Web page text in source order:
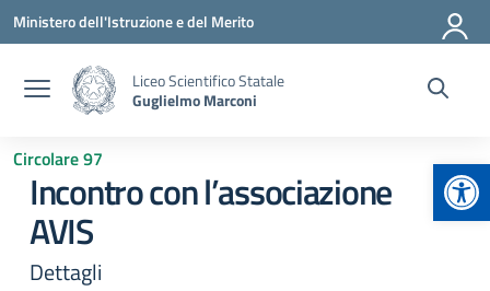
Vai ai contenuti
Vai al menu di navigazione
Vai al footer
Ministero dell'Istruzione e del Merito
Liceo Scientifico Statale
Guglielmo Marconi
Circolare 97
Incontro con l’associazione
AVIS
Dettagli